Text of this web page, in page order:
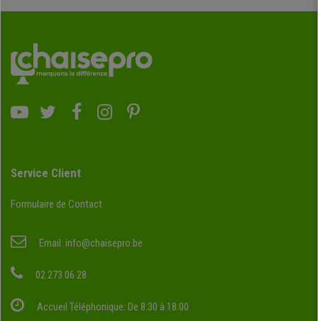
Service Client
Formulaire de Contact
Email: info@chaisepro.be
02 273 06 28
Accueil Téléphonique: De 8:30 à 18:00